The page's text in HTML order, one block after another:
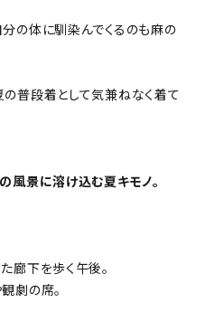
の体に馴染んでくるのも麻の
普段着として気兼ねなく着て
風景に溶け込む夏キモノ。
廊下を歩く午後。
劇の席。